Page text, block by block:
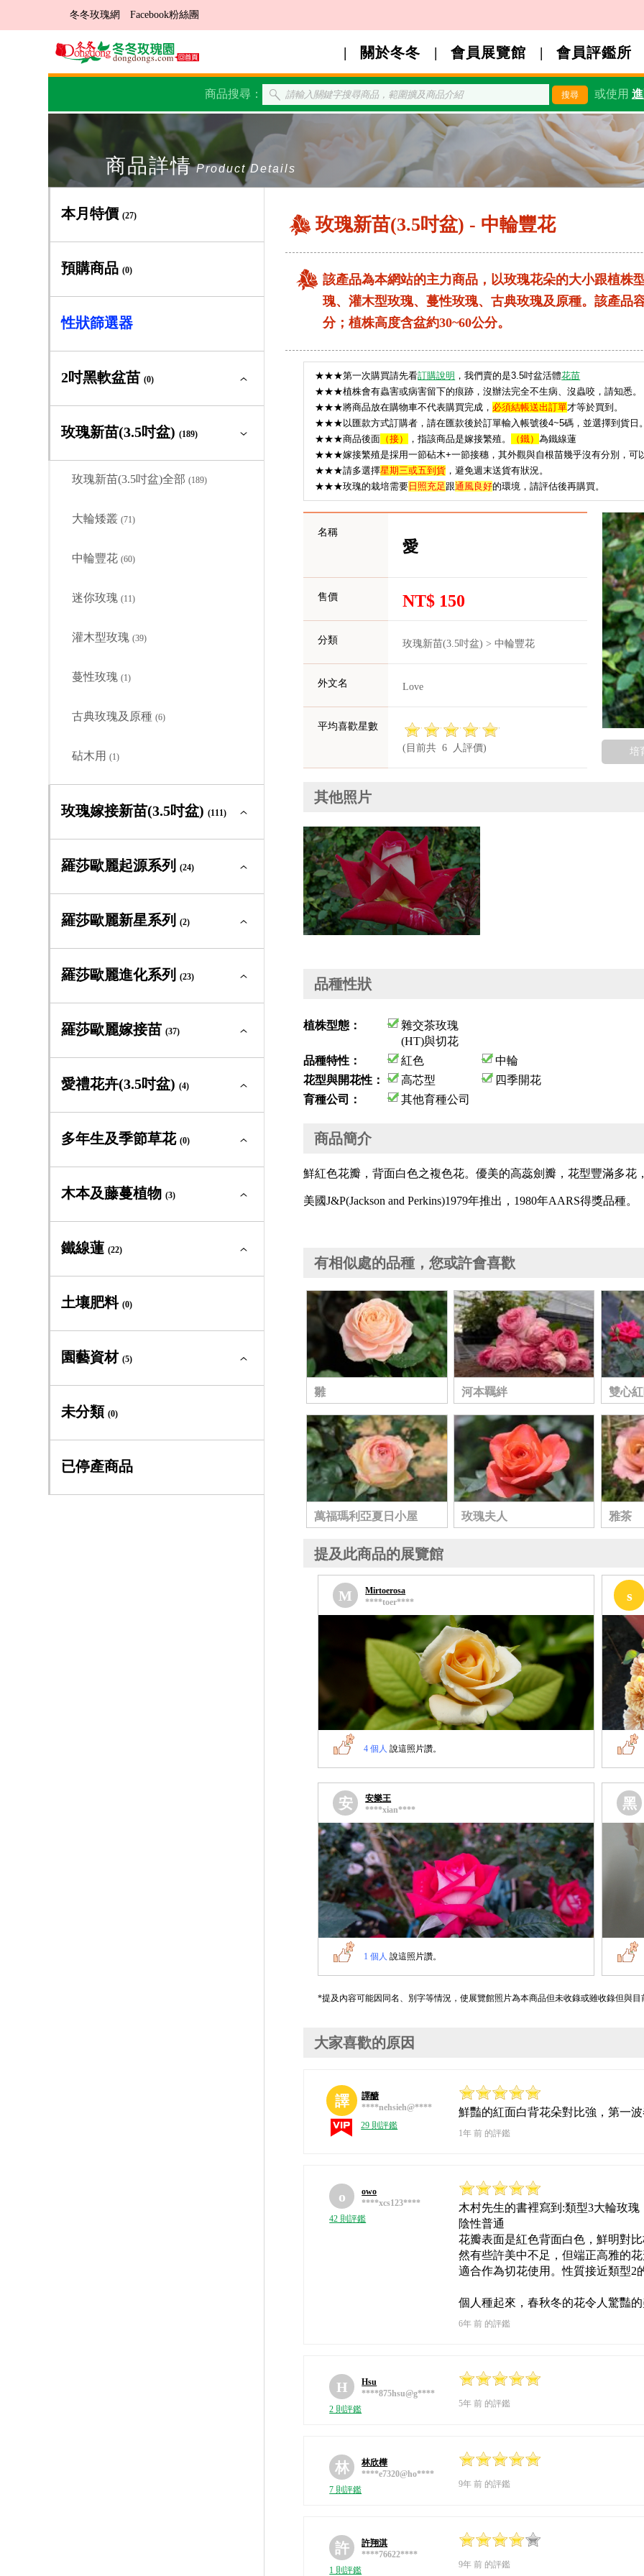
冬冬玫瑰網 Facebook粉絲團
關於冬冬 會員展覽館 會員評鑑所
商品搜尋： 或使用
商品詳情 Product Details
本月特價(27)
預購商品(0)
性狀篩選器
2吋黑軟盆苗(0)
2吋黑軟盆苗全部(0)
大輪矮叢
玫瑰新苗(3.5吋盆)(189)
玫瑰新苗(3.5吋盆)全部(189)
大輪矮叢(71)
中輪豐花(60)
迷你玫瑰(11)
灌木型玫瑰(39)
蔓性玫瑰(1)
古典玫瑰及原種(6)
砧木用(1)
玫瑰嫁接新苗(3.5吋盆)(111)
玫瑰嫁接新苗(3.5吋盆)全部
大輪矮叢
迷你玫瑰(3)
蔓性玫瑰(1)
古典玫瑰及原種
羅莎歐麗起源系列(24)
羅莎歐麗起源系列全部
大輪矮叢
迷你玫瑰(2)
蔓性玫瑰(0)
羅莎歐麗新星系列(2)
羅莎歐麗新星系列全部
大輪矮叢
迷你玫瑰(0)
蔓性玫瑰(0)
羅莎歐麗進化系列(23)
羅莎歐麗進化系列全部
大輪矮叢
迷你玫瑰(0)
蔓性玫瑰(0)
羅莎歐麗嫁接苗(37)
羅莎歐麗嫁接苗全部
大輪矮叢
迷你玫瑰(0)
蔓性玫瑰(0)
愛禮花卉(3.5吋盆)(4)
愛禮花卉(3.5吋盆)全部
中輪豐花
嫁接苗(1)
多年生及季節草花(0)
多年生及季節草花全部
多年生草本
木本及藤蔓植物(3)
木本及藤蔓植物全部
常綠及落葉灌木
鐵線蓮(22)
鐵線蓮全部
新世界組
早大花組
義大利組(6)
土壤肥料(0)
園藝資材(5)
園藝資材全部
專利四方盆
未分類(0)
已停產商品
玫瑰新苗(3.5吋盆) - 中輪豐花
該產品為本網站的主力商品，以玫瑰花朵的大小跟植株
瑰、灌木型玫瑰、蔓性玫瑰、古典玫瑰及原種。該產品
分；植株高度含盆約30~60公分。
★★★第一次購買請先看訂購說明 ，我們賣的是3.5吋盆活體花苗
★★★植株會有蟲害或病害留下的痕跡，沒辦法完全不生病、沒蟲咬，請知悉。
★★★將商品放在購物車不代表購買完成， 必須結帳送出訂單才等於買到。
★★★以匯款方式訂購者，請在匯款後於訂單輸入帳號後4~5碼，並選擇到貨日
★★★商品後面 （接） ，指該商品是嫁接繁殖。 （鐵）為鐵線蓮
★★★嫁接繁殖是採用一節砧木+一節接穗，其外觀與自根苗幾乎沒有分別，可
★★★請多選擇星期三或五到貨 ，避免週末送貨有狀況。
★★★玫瑰的栽培需要日照充足 跟通風良好的環境，請評估後再購買。
培
名稱
愛
售價 NT$ 150
分類 玫瑰新苗(3.5吋盆) > 中輪豐花
外文名 Love
平均喜歡星數
(目前共 6 人評價)
其他照片
品種性狀
植株型態：
雜交茶玫瑰
(HT)與切花
品種特性：
紅色
中輪
花型與開花性：
高芯型
四季開花
育種公司：
其他育種公司
商品簡介
鮮紅色花瓣，背面白色之複色花。優美的高蕊劍瓣，花型豐滿多花
美國J&P(Jackson and Perkins)1979年推出，1980年AARS得獎品種。
有相似處的品種，您或許會喜歡
雛 河本羈絆 雙心
萬福瑪利亞夏日小屋 玫瑰夫人 雅茶
提及此商品的展覽館
M
Mirtoerosa
****toer****
4 個人 說這照片讚。
s
安
安樂王
****xian****
1 個人 說這照片讚。
黑
*提及內容可能因同名、別字等情況，使展覽館照片為本商品但未收錄或雖收錄但與
大家喜歡的原因
譯
譯醣
****nehsieh@****
29 則評鑑
鮮豔的紅面白背花朵對比強，第一
1年 前 的評鑑
o
owo
****xcs123****
42 則評鑑
木村先生的書裡寫到:類型3大輪玫
陰性普通
花瓣表面是紅色背面白色，鮮明對
然有些許美中不足，但端正高雅的
適合作為切花使用。性質接近類型2
個人種起來，春秋冬的花令人驚豔
6年 前 的評鑑
H
Hsu
****875hsu@g****
2 則評鑑
5年 前 的評鑑
林
林欣樺
****e7320@ho****
7 則評鑑
9年 前 的評鑑
許
許翔淇
****76622****
1 則評鑑
9年 前 的評鑑